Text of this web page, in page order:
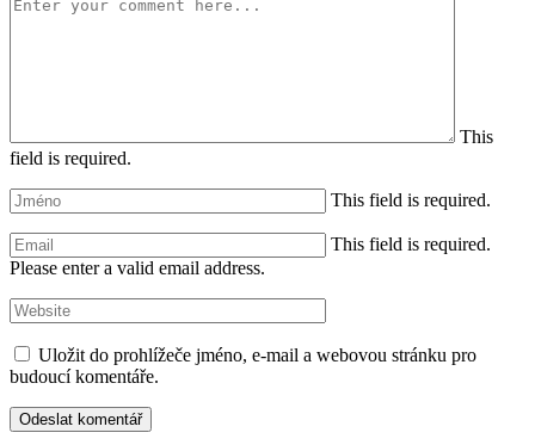
This
field is required.
This field is required.
This field is required.
Please enter a valid email address.
Uložit do prohlížeče jméno, e-mail a webovou stránku pro
budoucí komentáře.